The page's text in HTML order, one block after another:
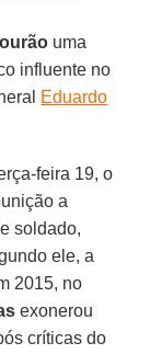
uma
influente no
Eduardo
feira 19, o
a
soldado,
ele, a
2015, no
exonerou
críticas do